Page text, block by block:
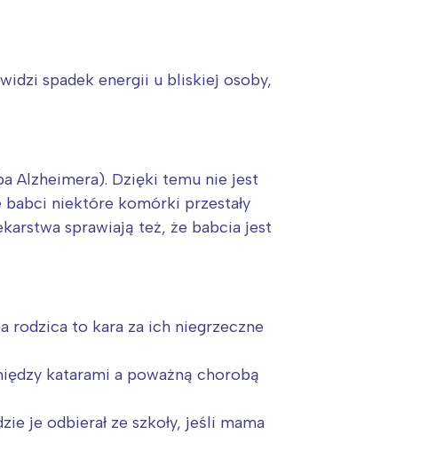
spadek energii u bliskiej osoby,
Alzheimera). Dzięki temu nie jest
babci niektóre komórki przestały
sprawiają też, że babcia jest
rodzica to kara za ich niegrzeczne
katarami a poważną chorobą
je odbierał ze szkoły, jeśli mama